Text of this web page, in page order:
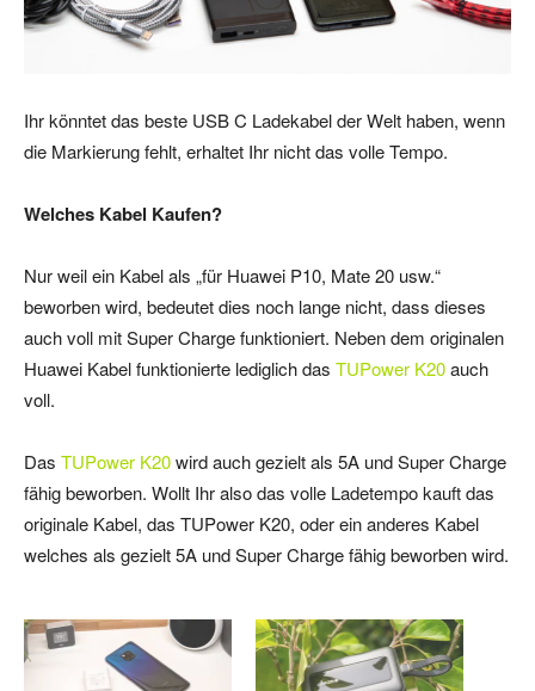
Ihr könntet das beste USB C Ladekabel der Welt haben, wenn
die Markierung fehlt, erhaltet Ihr nicht das volle Tempo.
Welches Kabel Kaufen?
Nur weil ein Kabel als „für Huawei P10, Mate 20 usw.“
beworben wird, bedeutet dies noch lange nicht, dass dieses
auch voll mit Super Charge funktioniert. Neben dem originalen
Huawei Kabel funktionierte lediglich das TUPower K20auch
voll.
Das TUPower K20wird auch gezielt als 5A und Super Charge
fähig beworben. Wollt Ihr also das volle Ladetempo kauft das
originale Kabel, das TUPower K20, oder ein anderes Kabel
welches als gezielt 5A und Super Charge fähig beworben wird.